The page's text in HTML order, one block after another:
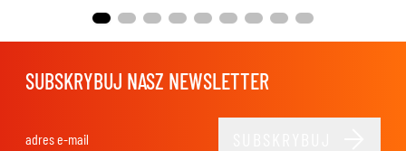
SUBSKRYBUJ NASZ NEWSLETTER